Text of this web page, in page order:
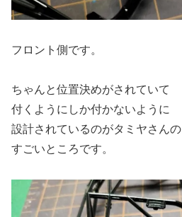
フロント側です。
ちゃんと位置決めがされていて
付くようにしか付かないように
設計されているのがタミヤさんの
すごいところです。